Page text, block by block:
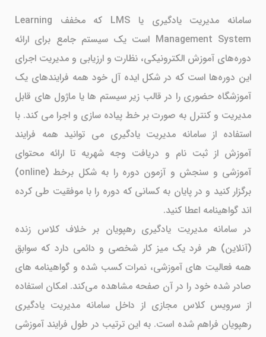
سامانه مدیریت یادگیری یا LMS که مخفف Learning
Management System است یک سیستم جامع برای ارائه
دوره‌های آموزش الکترونیکی، نظارت و ارزیابی و مدیریت اجرای
این دوره‌ها است که در شکل ایده آل خود همه فرایندهای یک
آموزشگاه حضوری را در قالب زیر سیستم ها یا ماژول های قابل
مدیریت و کنترل به صورت بر خط پیاده سازی و اجرا می کند. با
استفاده از سامانه مدیریت یادگیری می توانید همه فرایند
آموزش از ثبت نام و دریافت وجه شهریه تا ارائه محتوای
آموزشی و سنجش و آزمون دوره را به شکل برخط (online)
برگزار کنید و در پایان به کسانی که دوره را با موفقیت طی کرده
اند گواهینامه اعطا کنید.
در سامانه مدیریت یادگیری رهپویان بر خلاف کلاس زنده
(آنلاین) هر فرد یک میز کار شخصی و دائمی دارد که سوابق
همه فعالیت های آموزشی، نمرات کسب شده و گواهینامه های
صادر شده خود را در آن صفحه مشاهده می‌کند. امکان استفاده
از سرویس کلاس مجازی از داخل سامانه مدیریت یادگیری
رهپویان فراهم شده است. به این ترتیب در طول فرایند آموزشی